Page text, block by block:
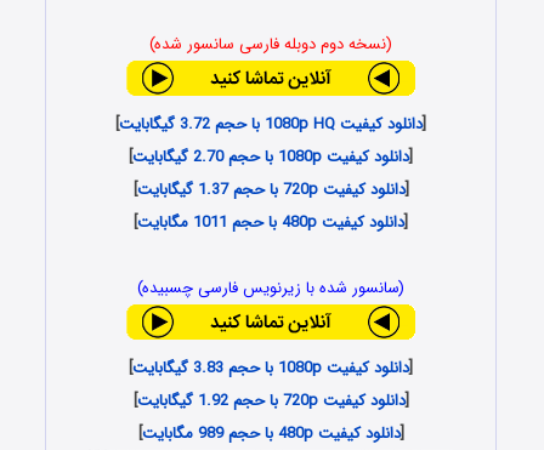
(نسخه دوم دوبله فارسی سانسور شده)
[دانلود کیفیت 1080p HQ با حجم 3.72 گیگابایت
]
[دانلود کیفیت 1080p با حجم 2.70 گیگابایت
]
[دانلود کیفیت 720p با حجم 1.37 گیگابایت
]
[دانلود کیفیت 480p با حجم 1011 مگابایت ]
(سانسور شده با زیرنویس فارسی چسبیده)
[دانلود کیفیت 1080p با حجم 3.83 گیگابایت
]
[دانلود کیفیت 720p با حجم 1.92 گیگابایت
]
[دانلود کیفیت 480p با حجم 989 مگابایت ]